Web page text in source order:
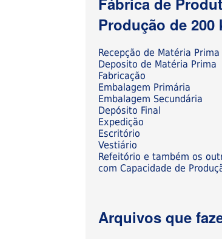
Produção de
Recepção de Matéria Prima
Deposito de Matéria Prima
Fabricação
Embalagem Primária
Embalagem Secundária
Depósito Final
Expedição
Escritório
Vestiário
Refeitório e também os
com Capacidade de
Arquivos que